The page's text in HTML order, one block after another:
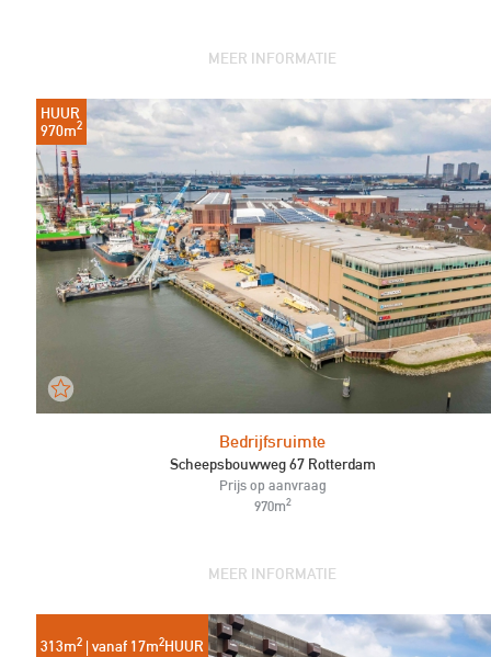
MEER INFORMATIE
HUUR
970m2
Bedrijfsruimte
Scheepsbouwweg 67 Rotterdam
Prijs op aanvraag
970m2
MEER INFORMATIE
313m2 | vanaf 17m2HUUR